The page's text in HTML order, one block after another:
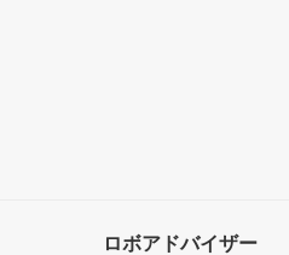
ロボアドバイザー